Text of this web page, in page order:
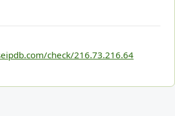
check/216.73.216.64